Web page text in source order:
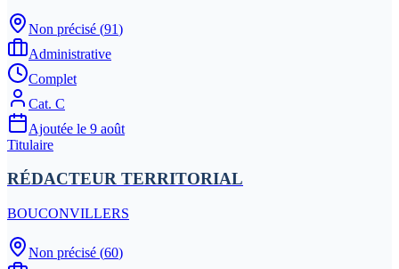
Non précisé (91)
Administrative
Complet
Cat. C
Ajoutée le 9 août
Titulaire
RÉDACTEUR TERRITORIAL
BOUCONVILLERS
Non précisé (60)